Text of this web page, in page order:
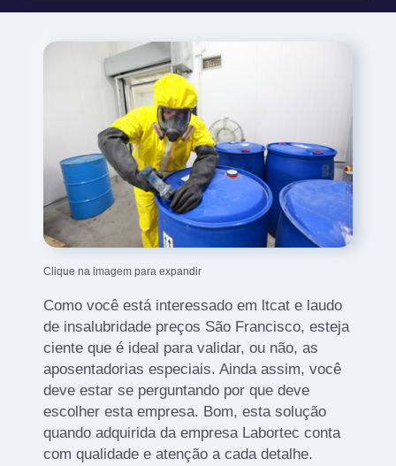
Clique na imagem para expandir
Como você está interessado em ltcat e laudo
de insalubridade preços São Francisco, esteja
ciente que é ideal para validar, ou não, as
aposentadorias especiais. Ainda assim, você
deve estar se perguntando por que deve
escolher esta empresa. Bom, esta solução
quando adquirida da empresa Labortec conta
com qualidade e atenção a cada detalhe.